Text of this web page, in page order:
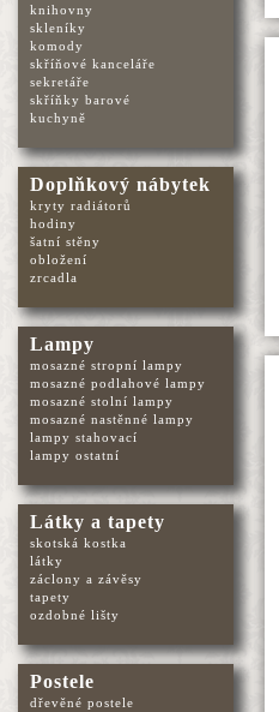
knihovny
skleníky
komody
skříňové kanceláře
sekretáře
skříňky barové
kuchyně
Doplňkový nábytek
kryty radiátorů
hodiny
šatní stěny
obložení
zrcadla
Lampy
mosazné stropní lampy
mosazné podlahové lampy
mosazné stolní lampy
mosazné nastěnné lampy
lampy stahovací
lampy ostatní
Látky a tapety
skotská kostka
látky
záclony a závěsy
tapety
ozdobné lišty
Postele
dřevěné postele